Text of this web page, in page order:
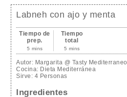
Labneh con ajo y menta
Tiempo de
prep.
5 mins
Tiempo
total
5 mins
Autor: Margarita @ Tasty Mediterraneo
Cocina: Dieta Mediterránea
Sirve: 4 Personas
Ingredientes